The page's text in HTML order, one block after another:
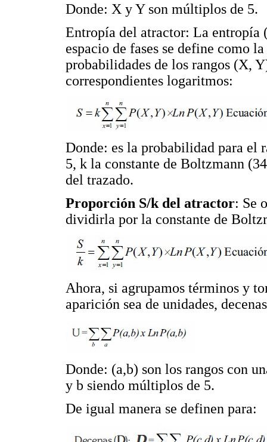
Donde: X y Y son múltiplos de 5.
Entropía del atractor: La entropía
espacio de fases se define como
probabilidades de los rangos (X,
correspondientes logaritmos:
Donde: es la probabilidad para
5, k la constante de Boltzmann
del trazado.
Proporción S/k del atractor: Se
dividirla por la constante de
Ahora, si agrupamos términos y
aparición sea de unidades,
Donde: (a,b) son los rangos con
y b siendo múltiplos de 5.
De igual manera se definen para: